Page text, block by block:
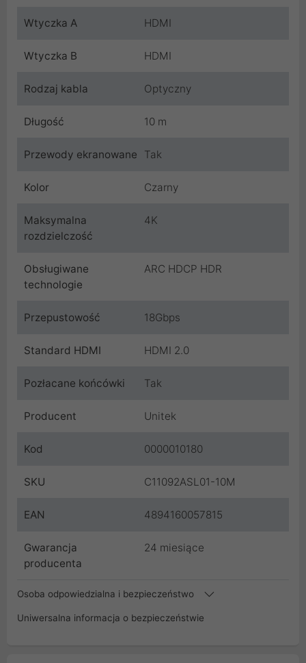
Wtyczka A HDMI
Wtyczka B HDMI
Rodzaj kabla Optyczny
Długość 10 m
Przewody ekranowane Tak
Kolor Czarny
Maksymalna
rozdzielczość
4K
Obsługiwane
technologie
ARC HDCP HDR
Przepustowość 18Gbps
Standard HDMI HDMI 2.0
Pozłacane końcówki Tak
Producent Unitek
Kod 0000010180
SKU C11092ASL01-10M
EAN 4894160057815
Gwarancja
producenta
24 miesiące
Osoba odpowiedzialna i bezpieczeństwo
Uniwersalna informacja o bezpieczeństwie